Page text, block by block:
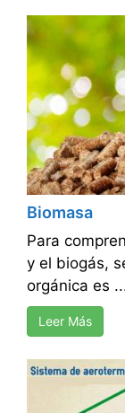
Biomasa
Para
y el biogás,
orgánica es
Leer Más